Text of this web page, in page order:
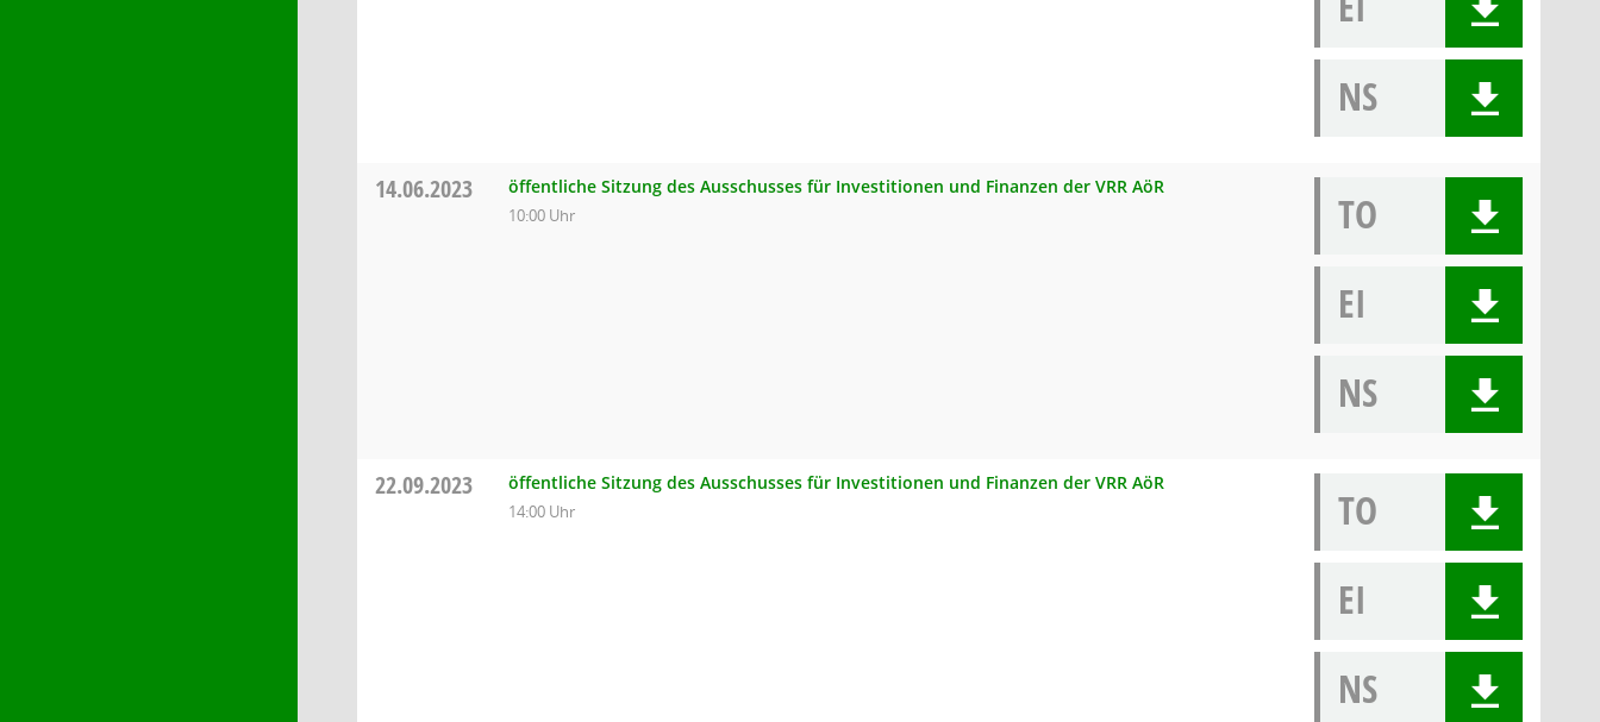
NS
14.06.2023 öffentliche Sitzung des Ausschusses für Investitionen und Finanzen der VRR AöR
10:00 Uhr
TO
EI
NS
22.09.2023 öffentliche Sitzung des Ausschusses für Investitionen und Finanzen der VRR AöR
14:00 Uhr
TO
EI
NS